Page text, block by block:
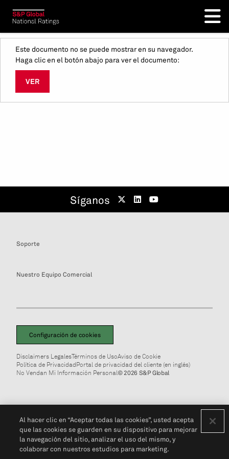
Este documento no se puede mostrar en su navegador.
Haga clic en el botón abajo para ver el documento:
VER
Síganos
Soporte
Nuestro Equipo Comercial
Configuración de cookies
Disclaimers LegalesTérminos de UsoAviso de Cookie
Política de PrivacidadPortal de privacidad del cliente (en inglés)
No Vendan Mi Información Personal© 2026 S&P Global
Al hacer clic en “Aceptar todas las cookies”, usted acepta
que las cookies se guarden en su dispositivo para mejorar
la navegación del sitio, analizar el uso del mismo, y
colaborar con nuestros estudios para marketing.